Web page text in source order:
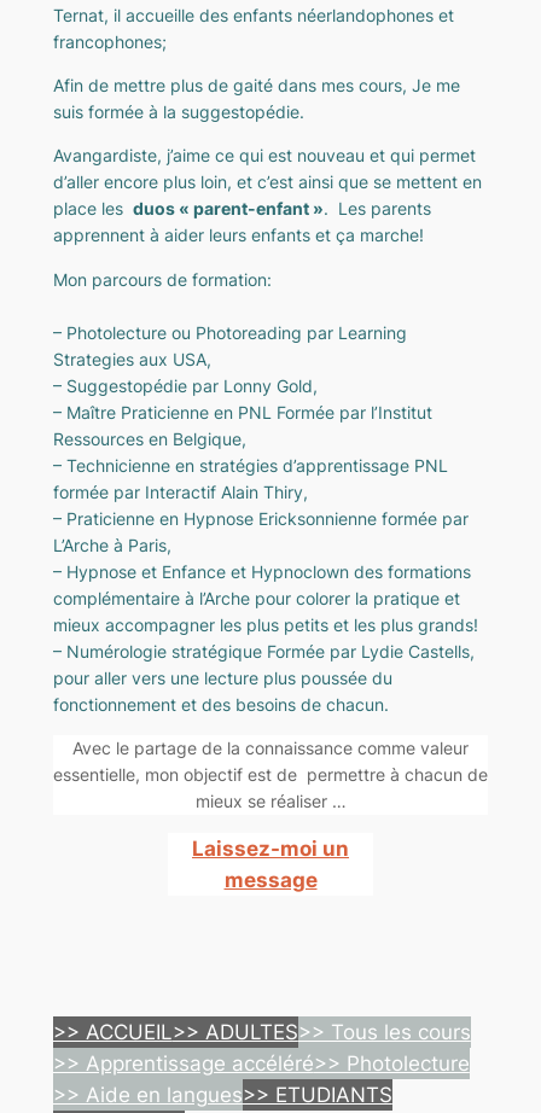
Ternat, il accueille des enfants néerlandophones et
francophones;
Afin de mettre plus de gaité dans mes cours, Je me
suis formée à la suggestopédie.
Avangardiste, j’aime ce qui est nouveau et qui permet
d’aller encore plus loin, et c’est ainsi que se mettent en
place les duos « parent-enfant ». Les parents
apprennent à aider leurs enfants et ça marche!
Mon parcours de formation:
– Photolecture ou Photoreading par Learning
Strategies aux USA,
– Suggestopédie par Lonny Gold,
– Maître Praticienne en PNL Formée par l’Institut
Ressources en Belgique,
– Technicienne en stratégies d’apprentissage PNL
formée par Interactif Alain Thiry,
– Praticienne en Hypnose Ericksonnienne formée par
L’Arche à Paris,
– Hypnose et Enfance et Hypnoclown des formations
complémentaire à l’Arche pour colorer la pratique et
mieux accompagner les plus petits et les plus grands!
– Numérologie stratégique Formée par Lydie Castells,
pour aller vers une lecture plus poussée du
fonctionnement et des besoins de chacun.
Avec le partage de la connaissance comme valeur
essentielle, mon objectif est de permettre à chacun de
mieux se réaliser …
Laissez-moi un
message
>> ACCUEIL>> ADULTES>> Tous les cours
>> Apprentissage accéléré>> Photolecture
>> Aide en langues>> ETUDIANTS